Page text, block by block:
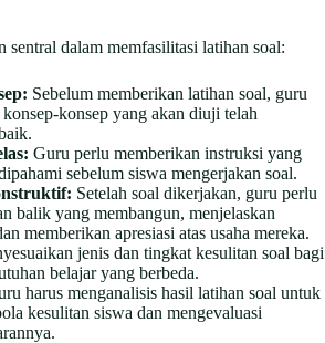
sentral dalam memfasilitasi latihan soal:
Sebelum memberikan latihan soal, guru
konsep yang akan diuji telah
Guru perlu memberikan instruksi yang
sebelum siswa mengerjakan soal.
Setelah soal dikerjakan, guru perlu
balik yang membangun, menjelaskan
memberikan apresiasi atas usaha mereka.
jenis dan tingkat kesulitan soal bagi
belajar yang berbeda.
harus menganalisis hasil latihan soal untuk
kesulitan siswa dan mengevaluasi